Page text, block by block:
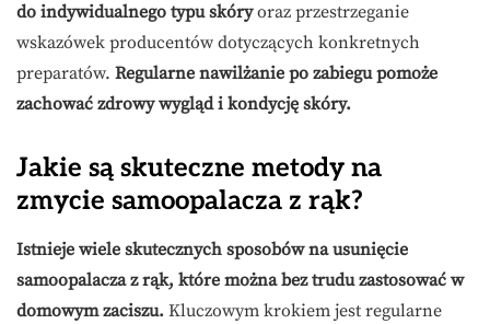
do indywidualnego typu skóryoraz przestrzeganie
wskazówek producentów dotyczących konkretnych
preparatów. Regularne nawilżanie po zabiegu pomoże
zachować zdrowy wygląd i kondycję skóry.
Jakie są skuteczne metody na
zmycie samoopalacza z rąk?
Istnieje wiele skutecznych sposobów na usunięcie
samoopalacza z rąk, które można bez trudu zastosować w
domowym zaciszu. Kluczowym krokiem jest regularne